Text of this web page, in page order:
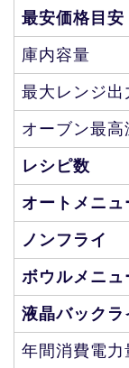
最安価格目安
庫内容量
最大レンジ出
オーブン最高
レシピ数
オートメニュ
ノンフライ
ボウルメニュ
液晶バックラ
年間消費電力